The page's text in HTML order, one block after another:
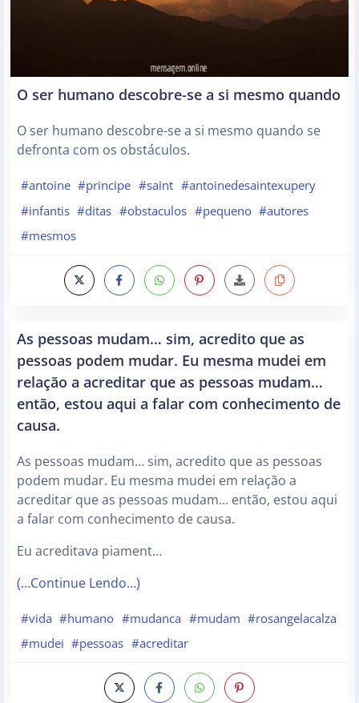
O ser humano descobre-se a si mesmo quando
O ser humano descobre-se a si mesmo quando se
defronta com os obstáculos.
#antoine #principe #saint #antoinedesaintexupery
#infantis #ditas #obstaculos #pequeno #autores
#mesmos
As pessoas mudam… sim, acredito que as
pessoas podem mudar. Eu mesma mudei em
relação a acreditar que as pessoas mudam…
então, estou aqui a falar com conhecimento de
causa.
As pessoas mudam… sim, acredito que as pessoas
podem mudar. Eu mesma mudei em relação a
acreditar que as pessoas mudam… então, estou aqui
a falar com conhecimento de causa.
Eu acreditava piament…
(…Continue Lendo…)
#vida #humano #mudanca #mudam #rosangelacalza
#mudei #pessoas #acreditar